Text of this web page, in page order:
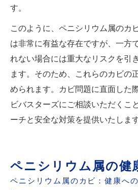
す。
このように、ペニシリウム属のカ
は非常に有益な存在ですが、一方
れない場合には重大なリスクを引
ます。そのため、これらのカビの
められます。カビ問題に直面した
ビバスターズにご相談いただくこ
ーチと安全な対策を提供いたします
ペニシリウム属の健
ペニシリウム属のカビ：健康へ